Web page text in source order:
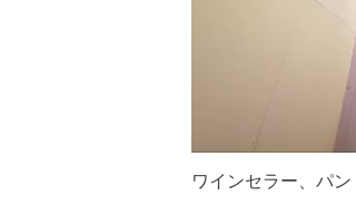
ワインセラー、パン